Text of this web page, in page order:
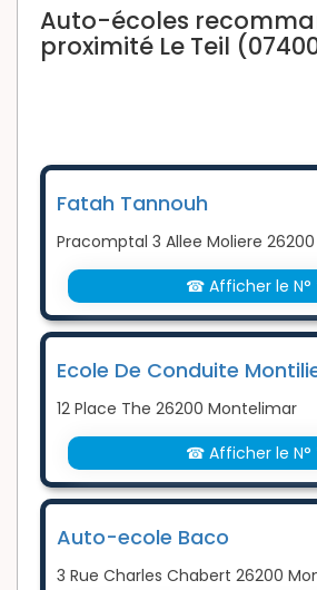
Auto-écoles
proximité Le Teil
Fatah Tannouh
Pracomptal 3 Allee Moliere
☎ Afficher le N°
Ecole De Conduite
12 Place The 26200 Montelimar
☎ Afficher le N°
Auto-ecole Baco
3 Rue Charles Chabert 26200